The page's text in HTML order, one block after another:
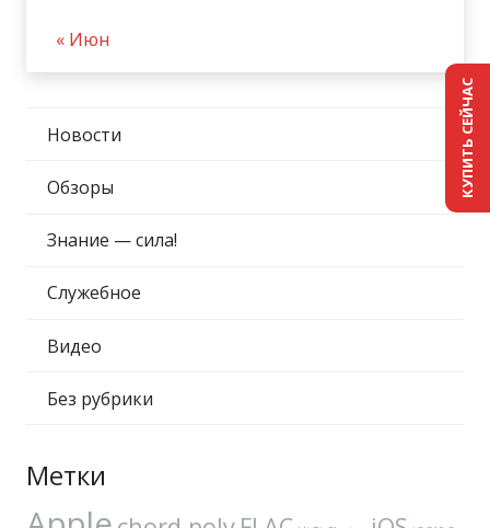
« Июн
Новости
Обзоры
Знание — сила!
Служебное
Видео
Без рубрики
Метки
КУПИТЬ СЕЙЧАС